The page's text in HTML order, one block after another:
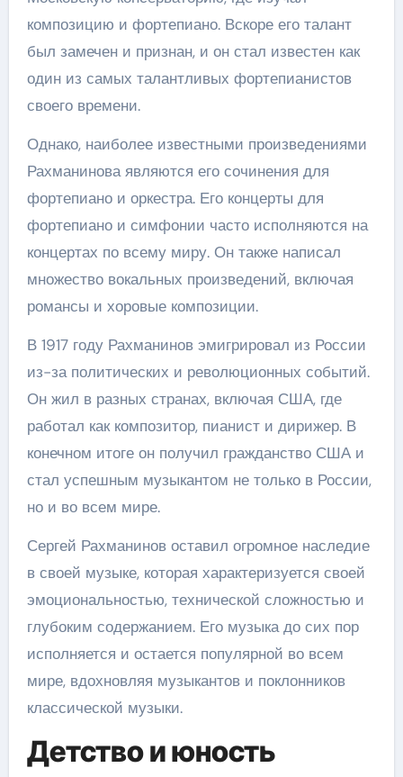
композицию и фортепиано. Вскоре его талант
был замечен и признан, и он стал известен как
один из самых талантливых фортепианистов
своего времени.
Однако, наиболее известными произведениями
Рахманинова являются его сочинения для
фортепиано и оркестра. Его концерты для
фортепиано и симфонии часто исполняются на
концертах по всему миру. Он также написал
множество вокальных произведений, включая
романсы и хоровые композиции.
В 1917 году Рахманинов эмигрировал из России
из-за политических и революционных событий.
Он жил в разных странах, включая США, где
работал как композитор, пианист и дирижер. В
конечном итоге он получил гражданство США и
стал успешным музыкантом не только в России,
но и во всем мире.
Сергей Рахманинов оставил огромное наследие
в своей музыке, которая характеризуется своей
эмоциональностью, технической сложностью и
глубоким содержанием. Его музыка до сих пор
исполняется и остается популярной во всем
мире, вдохновляя музыкантов и поклонников
классической музыки.
Детство и юность